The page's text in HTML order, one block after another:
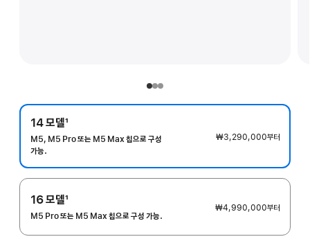
14 모델
각주
1
M5, M5 Pro 또는 M5 Max 칩으로 구성
가능.
₩3,290,000부터
16 모델
각주
1
M5 Pro 또는 M5 Max 칩으로 구성 가능.
₩4,990,000부터